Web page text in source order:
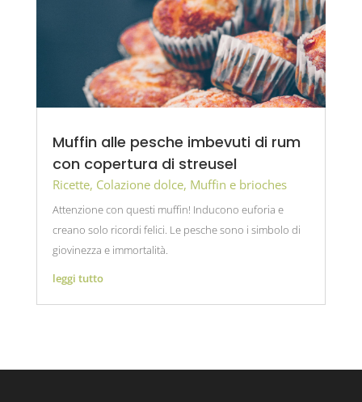
Muffin alle pesche imbevuti di rum
con copertura di streusel
Ricette, Colazione dolce, Muffin e brioches
Attenzione con questi muffin! Inducono euforia e
creano solo ricordi felici. Le pesche sono i simbolo di
giovinezza e immortalità.
leggi tutto